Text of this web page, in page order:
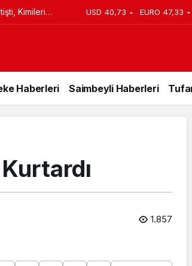
Kimileri USD 40,73 EURO 47,33
Haberleri Saimbeyli Haberleri
1.857